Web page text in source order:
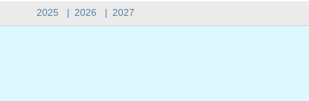
2025 | 2026 | 2027